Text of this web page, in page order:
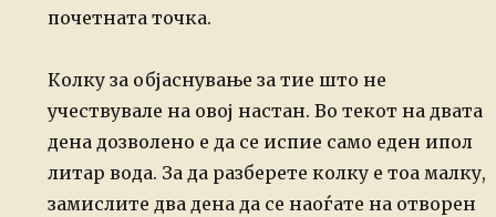
почетната точка.
Колку за објаснување за тие што не
учествувале на овој настан. Во текот на двата
дена дозволено е да се испие само еден ипол
литар вода. За да разберете колку е тоа малку,
замислите два дена да се наоѓате на отворен